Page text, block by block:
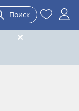
Поиск